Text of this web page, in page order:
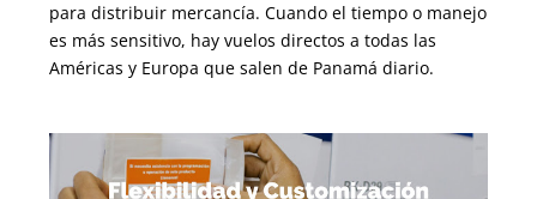
para distribuir mercancía. Cuando el tiempo o manejo
es más sensitivo, hay vuelos directos a todas las
Américas y Europa que salen de Panamá diario.